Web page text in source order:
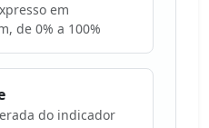
em
de 0% a 100%
do indicador